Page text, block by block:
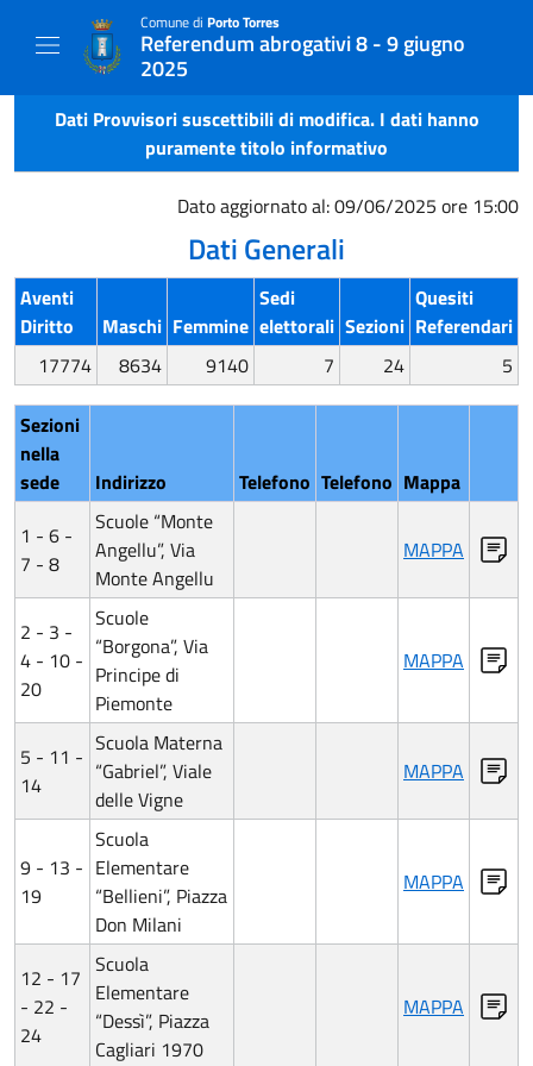
Comune di Porto Torres
Referendum abrogativi 8 - 9 giugno
2025
Dati Provvisori suscettibili di modifica. I dati hanno
puramente titolo informativo
Dato aggiornato al: 09/06/2025 ore 15:00
Dati Generali
Aventi
Diritto
Maschi Femmine
Sedi
elettorali Sezioni
Quesiti
Referendari
17774
8634 9140 7 24 5
Sezioni
nella
sede
Indirizzo Telefono Telefono Mappa
1 - 6 -
7 - 8
Scuole “Monte
Angellu”, Via
Monte Angellu
MAPPA
2 - 3 -
4 - 10 -
20
Scuole
“Borgona”, Via
Principe di
Piemonte
MAPPA
5 - 11 -
14
Scuola Materna
“Gabriel”, Viale
delle Vigne
MAPPA
9 - 13 -
19
Scuola
Elementare
“Bellieni”, Piazza
Don Milani
MAPPA
12 - 17
- 22 -
24
Scuola
Elementare
“Dessì”, Piazza
Cagliari 1970
MAPPA